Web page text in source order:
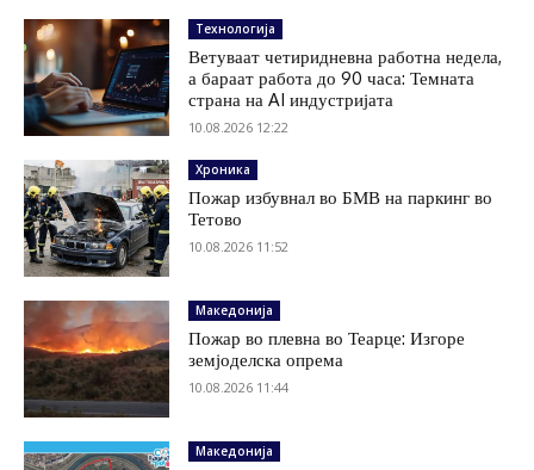
Технологија
Ветуваат четиридневна работна недела,
а бараат работа до 90 часа: Темната
страна на AI индустријата
10.08.2026 12:22
Хроника
Пожар избувнал во БМВ на паркинг во
Тетово
10.08.2026 11:52
Македонија
Пожар во плевна во Теарце: Изгоре
земјоделска опрема
10.08.2026 11:44
Македонија